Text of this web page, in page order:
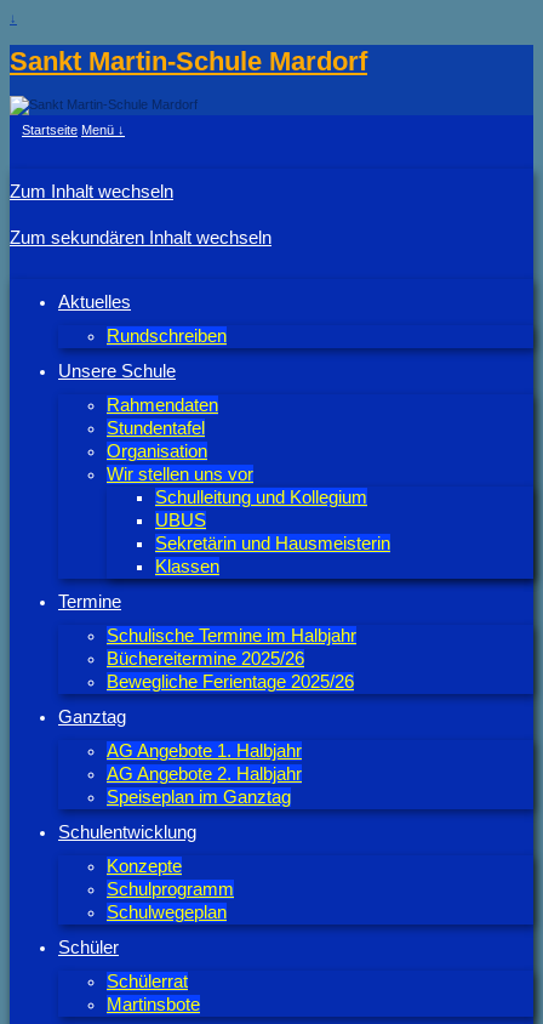
↓
Sankt Martin-Schule Mardorf
Startseite Menü ↓
Zum Inhalt wechseln
Zum sekundären Inhalt wechseln
Aktuelles
Rundschreiben
Unsere Schule
Rahmendaten
Stundentafel
Organisation
Wir stellen uns vor
Schulleitung und Kollegium
UBUS
Sekretärin und Hausmeisterin
Klassen
Termine
Schulische Termine im Halbjahr
Büchereitermine 2025/26
Bewegliche Ferientage 2025/26
Ganztag
AG Angebote 1. Halbjahr
AG Angebote 2. Halbjahr
Speiseplan im Ganztag
Schulentwicklung
Konzepte
Schulprogramm
Schulwegeplan
Schüler
Schülerrat
Martinsbote